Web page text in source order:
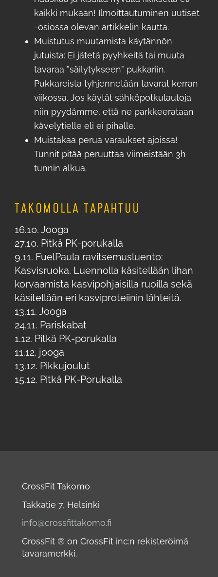
kaikki mukaan! Ilmoittautuminen uutiset
-osiossa olevan artikkelin kautta.
Muistutus muutamista käytännön
jutuista: Ei jätetä pyyhkeitä tai muuta
tavaraa ”säilytykseen” pukkariin.
Pukkareista tyhjennetään tavarat kerran
viikossa. Jos käytät sähköpotkulautoja
niin pyydämme, että ne parkkeerataan
kävelytielle eli ei pihalle.
Muistakaa perua varaukset ajoissa!
Tunnit pitää peruuttaa viimeistään 3h
tunnin alkua.
TAKOMOLLA TAPAHTUU
16.10. Jooga
27.10. Pitkä PK-porukalla
9.11. FuelPaula ravitsemusluento:
Kasvisruoka. Luennolla käsitellään lihan
korvaamista kasvipohjaisilla ruoilla sekä
käsitellään eri kasviproteiinin lähteitä.
13.11. Jooga
24.11. Pariskabat
1.12. Pitkä PK-porukalla
11.12. jooga
13.12. Pikkujoulut
15.12. Pitkä PK-Porukalla
CrossFit Takomo
Takkatie 7, Helsinki
info@crossfittakomo.fi
CrossFit ® on CrossFit inc:n rekisteröimä
tavaramerkki.